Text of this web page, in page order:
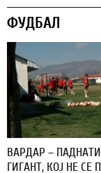
ФУДБАЛ
ВАРДАР –
ГИГАНТ, КОЈ НЕ СЕ